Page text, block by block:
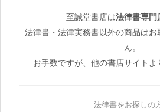
至誠堂書店は法律書専門
法律書・法律実務書以外の商品は
ん。
お手数ですが、他の書店サイトよ
法律書をお探しの